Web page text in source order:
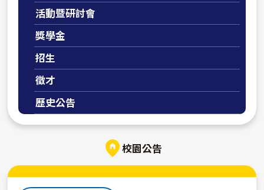
活動暨研討會
獎學金
招生
徵才
歷史公告
校園公告